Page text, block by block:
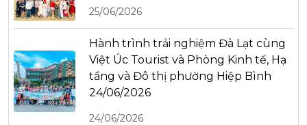
25/06/2026
Hành trình trải nghiệm Đà Lạt cùng
Việt Úc Tourist và Phòng Kinh tế, Hạ
tầng và Đô thị phường Hiệp Bình
24/06/2026
24/06/2026